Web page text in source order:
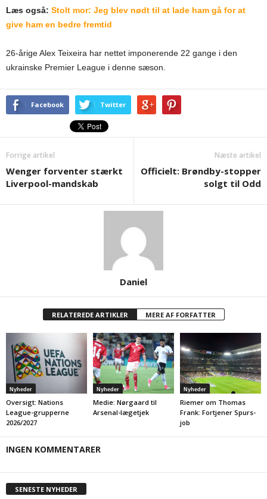
Læs også: Stolt mor: Jeg blev nødt til at lade ham gå for at
give ham en bedre fremtid
26-årige Alex Teixeira har nettet imponerende 22 gange i den
ukrainske Premier League i denne sæson.
Facebook Twitter
Forrige artikel
Wenger forventer stærkt
Liverpool-mandskab
Næste artikel
Officielt: Brøndby-stopper
solgt til Odd
Daniel
RELATEREDE ARTIKLER MERE AF FORFATTER
Nyheder
Oversigt: Nations
League-grupperne
2026/2027
Nyheder
Medie: Nørgaard til
Arsenal-lægetjek
Nyheder
Riemer om Thomas
Frank: Fortjener Spurs-
job
INGEN KOMMENTARER
SENESTE NYHEDER